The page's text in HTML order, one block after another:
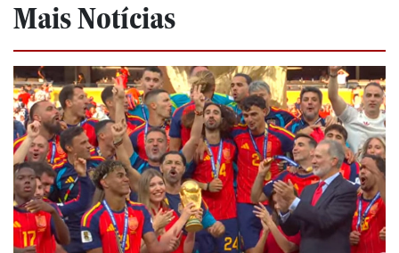
Mais Notícias